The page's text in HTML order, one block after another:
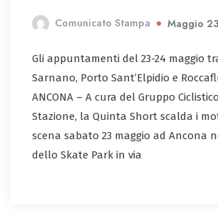
Comunicato Stampa Maggio
Gli appuntamenti del 23-24 maggio
Sarnano, Porto Sant’Elpidio e
ANCONA – A cura del Gruppo
Stazione, la Quinta Short scalda i
scena sabato 23 maggio ad Ancona
dello Skate Park in via